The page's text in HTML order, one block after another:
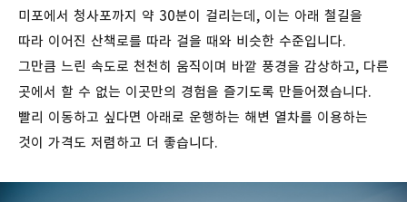
미포에서 청사포까지 약 30분이 걸리는데, 이는 아래 철길을
따라 이어진 산책로를 따라 걸을 때와 비슷한 수준입니다.
그만큼 느린 속도로 천천히 움직이며 바깥 풍경을 감상하고, 다른
곳에서 할 수 없는 이곳만의 경험을 즐기도록 만들어졌습니다.
빨리 이동하고 싶다면 아래로 운행하는 해변 열차를 이용하는
것이 가격도 저렴하고 더 좋습니다.